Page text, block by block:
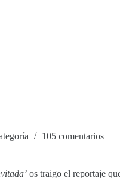
105 comentarios
os traigo el reportaje